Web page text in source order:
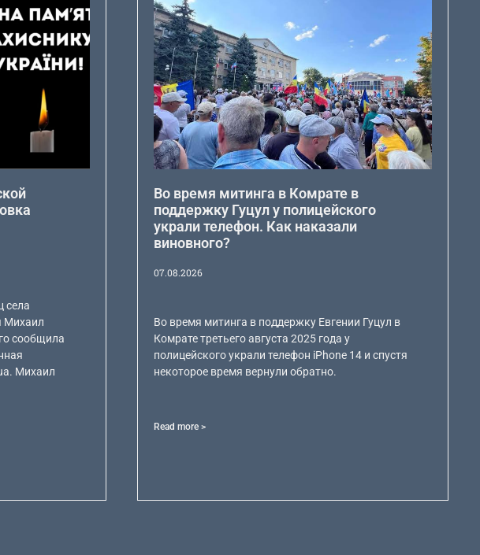
села
Михаил
сообщила
Михаил
Во время митинга в Комрате в
поддержку Гуцул у полицейского
украли телефон. Как наказали
виновного?
07.08.2026
Во время митинга в поддержку Евгении Гуцул в
Комрате третьего августа 2025 года у
полицейского украли телефон iPhone 14 и спустя
некоторое время вернули обратно.
Read more >